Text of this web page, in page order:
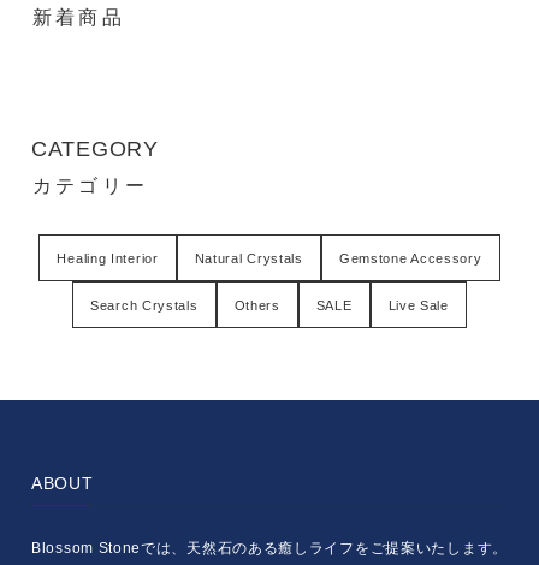
新着商品
CATEGORY
カテゴリー
Healing Interior Natural Crystals Gemstone Accessory
Search Crystals Others SALE Live Sale
ABOUT
Blossom Stoneでは、天然石のある癒しライフをご提案いたします。